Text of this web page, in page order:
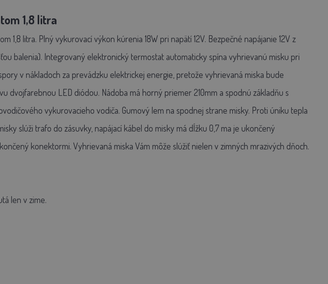
1,8 litra
1,8 litra. Plný vykurovací výkon kúrenia 18W pri napätí 12V. Bezpečné napájanie 12V z
balenia). Integrovaný elektronický termostat automaticky spína vyhrievanú misku pri
v nákladoch za prevádzku elektrickej energie, pretože vyhrievaná miska bude
dvojfarebnou LED diódou. Nádoba má horný priemer 210mm a spodnú základňu s
vykurovacieho vodiča. Gumový lem na spodnej strane misky. Proti úniku tepla
slúži trafo do zásuvky, napájací kábel do misky má dĺžku 0,7 ma je ukončený
konektormi. Vyhrievaná miska Vám môže slúžiť nielen v zimných mrazivých dňoch.
len v zime.